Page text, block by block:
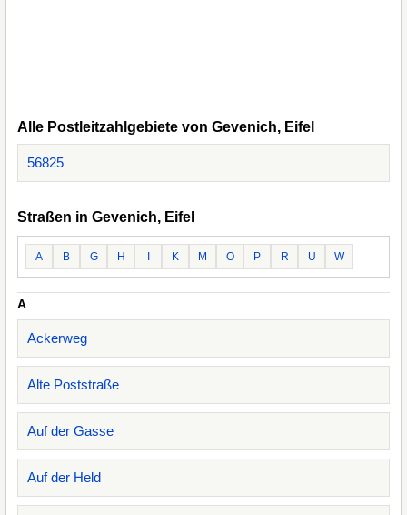
Alle Postleitzahlgebiete von Gevenich, Eifel
56825
Straßen in Gevenich, Eifel
A B G H K M O P R U W
A
Ackerweg
Alte Poststraße
Auf der Gasse
Auf der Held